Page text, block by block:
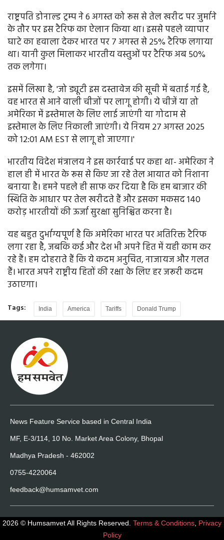
राष्ट्रपति डोनाल्ड ट्रम्प ने 6 अगस्त को रूस से तेल खरीद पर जुर्माने
के तौर पर इस टैरिफ का ऐलान किया था। इससे पहले व्यापार
घाटे का हवाला देकर भारत पर 7 अगस्त से 25% टैरिफ लगाया
था। यानी कुल मिलाकर भारतीय वस्तुओं पर टैरिफ अब 50%
तक लगेगा।
इसमें लिखा है, 'जो ड्यूटी इस दस्तावेज की सूची में बताई गई है,
वह भारत से आने वाली चीजों पर लागू होगी। ये चीजें या तो
अमेरिका में इस्तेमाल के लिए लाई जाएंगी या गोदाम से
इस्तेमाल के लिए निकाली जाएंगी। ये नियम 27 अगस्त 2025
को 12:01 AM EST से लागू हो जाएगा।'
भारतीय विदेश मंत्रालय ने इस कार्रवाई पर कहा था- अमेरिका ने
हाल ही में भारत के रूस से किए जा रहे तेल आयात को निशाना
बनाया है। हमने पहले ही साफ कर दिया है कि हम बाजार की
स्थिति के आधार पर तेल खरीदते हैं और इसका मकसद 140
करोड़ भारतीयों की ऊर्जा सुरक्षा सुनिश्चित करना है।
यह बहुत दुर्भाग्यपूर्ण है कि अमेरिका भारत पर अतिरिक्त टैरिफ
लगा रहा है, जबकि कई और देश भी अपने हित में यही काम कर
रहे हैं। हम दोहराते हैं कि ये कदम अनुचित, नाजायज और गलत
हैं। भारत अपने राष्ट्रीय हितों की रक्षा के लिए हर जरूरी कदम
उठाएगा।
Tags: India America Tariffs Donald Trump
News Feature Service based in Central India
MF, E-3/114, 10 No. Market Area Colony, Bhopal
Madhya Pradesh - 462002
0755-4220064
feedback@humsamvet.com
2026 © Humsamvet All Rights Reserved. Terms & Conditions Privacy
Policy